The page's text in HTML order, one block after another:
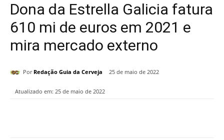
Dona da Estrella Galicia fatura
610 mi de euros em 2021 e
mira mercado externo
Por Redação Guia da Cerveja 25 de maio de 2022
Atualizado em: 25 de maio de 2022